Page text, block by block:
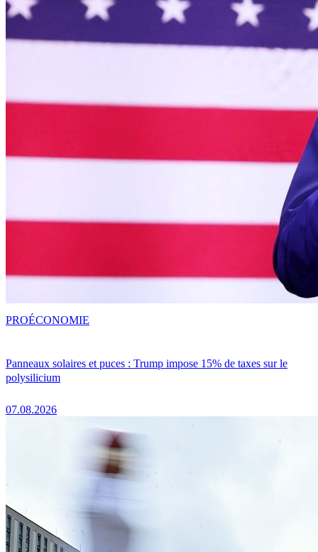
Panneaux solaires et puces : Trump impose 15% de taxes sur le
polysilicium
07.08.2026
PROÉCONOMIE